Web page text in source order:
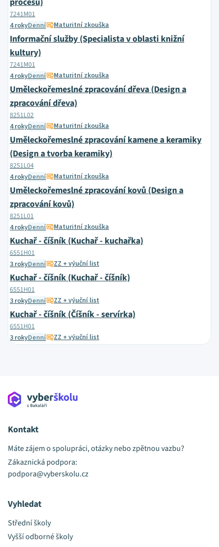
7241M01
4 rokyDenní Maturitní zkouška
Informační služby (Specialista v oblasti knižní
kultury)
7241M01
4 rokyDenní Maturitní zkouška
Uměleckořemeslné zpracování dřeva (Design a
zpracování dřeva)
8251L02
4 rokyDenní Maturitní zkouška
Uměleckořemeslné zpracování kamene a keramiky
(Design a tvorba keramiky)
8251L04
4 rokyDenní Maturitní zkouška
Uměleckořemeslné zpracování kovů (Design a
zpracování kovů)
8251L01
4 rokyDenní Maturitní zkouška
Kuchař - číšník (Kuchař - kuchařka)
6551H01
3 rokyDenní ZZ + výuční list
Kuchař - číšník (Kuchař - číšník)
6551H01
3 rokyDenní ZZ + výuční list
Kuchař - číšník (Číšník - servírka)
6551H01
3 rokyDenní ZZ + výuční list
Kontakt
Máte zájem o spolupráci, otázky nebo zpětnou vazbu?
Zákaznická podpora:
podpora@vyberskolu.cz
Vyhledat
Střední školy
Vyšší odborné školy